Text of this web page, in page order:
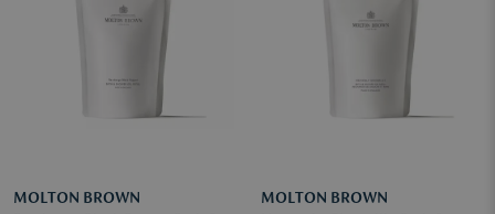
MOLTON BROWN
MOLTON BROWN